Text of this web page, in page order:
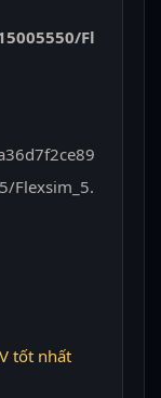
Fl
Flexsim_5.
tốt nhất